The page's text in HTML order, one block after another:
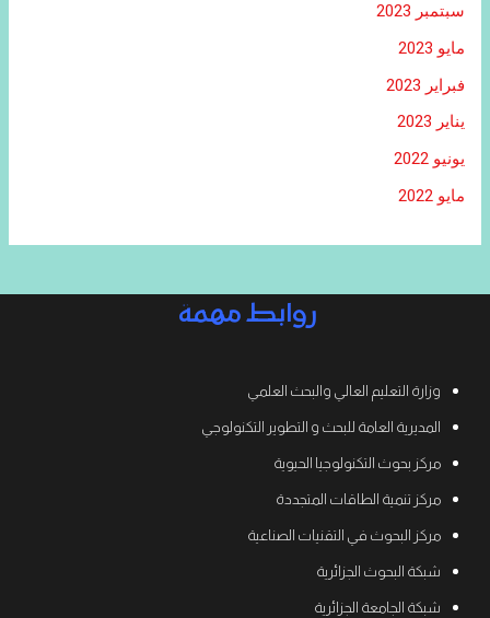
سبتمبر 2023
مايو 2023
فبراير 2023
يناير 2023
يونيو 2022
مايو 2022
روابط مهمة
وزارة التعليم العالي والبحث العلمي
المديرية العامة للبحث و التطوير التكنولوجي
مركز بحوث التكنولوجيا الحيوية
مركز تنمية الطاقات المتجددة
مركز البحوث في التقنيات الصناعية
شبكة البحوث الجزائرية
شبكة الجامعة الجزائرية